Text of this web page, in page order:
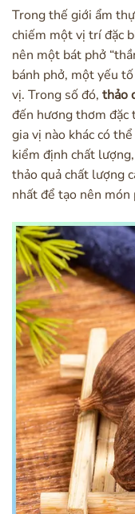
Trong thế giới ẩm
chiếm một vị trí đặc
nên một bát phở
bánh phở, một yếu
vị. Trong số đó, thảo
đến hương thơm đặc
gia vị nào khác có
kiểm định chất
thảo quả chất lượng
nhất để tạo nên